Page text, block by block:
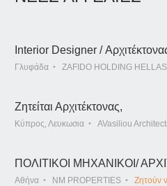
Interior Designer /
Γλυφάδα ZAFIDO HOLDING
Ζητείται Αρχιτέκτονας,
Κύπρος, Λευκωσια AVasiliou
ΠΟΛΙΤΙΚΟΙ ΜΗΧΑΝΙΚΟΙ/
Αθήνα NM PROPERTIES Ζητούν